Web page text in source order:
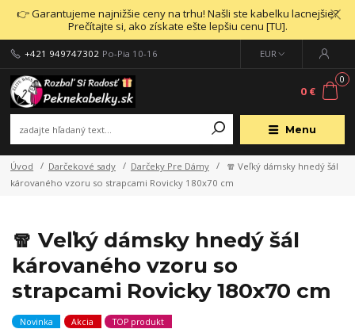
👉 Garantujeme najnižšie ceny na trhu! Našli ste kabelku lacnejšie?
Prečítajte si, ako získate ešte lepšiu cenu [TU].
Menu
EUR
+421 949747302 Po-Pia 10-16
0
0 €
Úvod Darčekové sady Darčeky Pre Dámy
🧣 Veľký dámsky hnedý šál
károvaného vzoru so strapcami Rovicky 180x70 cm
🧣 Veľký dámsky hnedý šál
károvaného vzoru so
strapcami Rovicky 180x70 cm
Novinka Akcia TOP produkt